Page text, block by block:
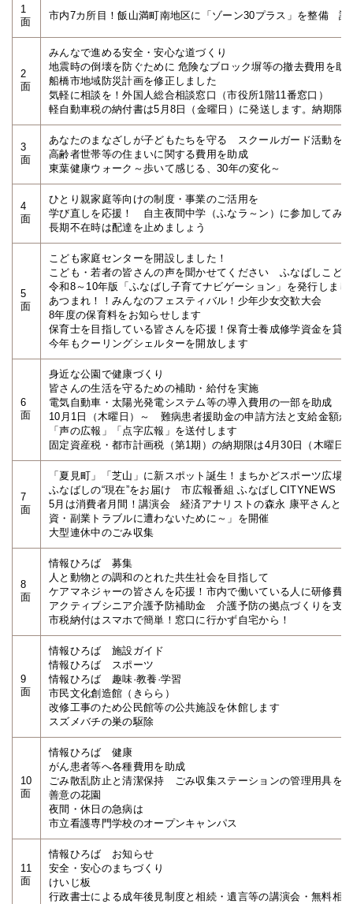
1
面
市内7カ所目！飯山満町南地区に「ゾーン30プラス」を整備 誰
2
面
みんなで進める安全・安心な道づくり
地震時の倒壊を防ぐために 危険なブロック塀等の撤去費用を助
船橋市地域防災計画を修正しました
気軽に相談を！外国人総合相談窓口（市役所1階11番窓口）
軽自動車税の納付書は5月8日（金曜日）に発送します。納期限
3
面
あなたのまなざしが子どもたちを守る スクールガード活動を
高齢者世帯等の住まいに関する費用を助成
東葉健康ウォーク～歩いて感じる、30年の変化～
4
面
ひとり親家庭等向けの制度・事業のご活用を
学び直しを応援！ 自主夜間中学（ふなラ～ン）に参加してみ
長期不在時は配達を止めましょう
5
面
こども家庭センターを開設しました！
こども・若者の皆さんの声を聞かせてください ふなばしこど
令和8～10年版「ふなばし子育てナビゲーション」を発行しまし
あつまれ！！みんなのフェスティバル！少年少女交歓大会
8年度の保育料をお知らせします
保育士を目指している皆さんを応援！保育士養成修学資金を貸
今年もクーリングシェルターを開放します
6
面
身近な公園で健康づくり
皆さんの生活を守るための補助・給付を実施
電気自動車・太陽光発電システム等の導入費用の一部を助成
10月1日（木曜日）～ 難病患者援助金の申請方法と支給金額が
「声の広報」「点字広報」を送付します
固定資産税・都市計画税（第1期）の納期限は4月30日（木曜日
7
面
「夏見町」「芝山」に新スポット誕生！まちかどスポーツ広場
ふなばしの“現在”をお届け 市広報番組 ふなばしCITYNEWS
5月は消費者月間！講演会 経済アナリストの森永 康平さんと
資・副業トラブルに遭わないために～」を開催
大型連休中のごみ収集
8
面
情報ひろば 募集
人と動物との調和のとれた共生社会を目指して
ケアマネジャーの皆さんを応援！市内で働いている人に研修費
アクティブシニア介護予防補助金 介護予防の拠点づくりを支
市税納付はスマホで簡単！窓口に行かず自宅から！
9
面
情報ひろば 施設ガイド
情報ひろば スポーツ
情報ひろば 趣味·教養·学習
市民文化創造館（きらら）
改修工事のため公民館等の公共施設を休館します
スズメバチの巣の駆除
10
面
情報ひろば 健康
がん患者等へ各種費用を助成
ごみ散乱防止と清潔保持 ごみ収集ステーションの管理用具を
善意の花園
夜間・休日の急病は
市立看護専門学校のオープンキャンパス
11
面
情報ひろば お知らせ
安全・安心のまちづくり
けいじ板
行政書士による成年後見制度と相続・遺言等の講演会・無料相